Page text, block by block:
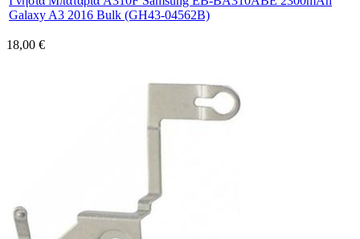
Galaxy A3 2016 Bulk (GH43-04562B)
18,00 €